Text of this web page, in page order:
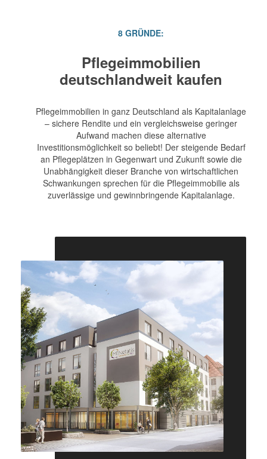
8 GRÜNDE:
Pflegeimmobilien
deutschlandweit kaufen
Pflegeimmobilien in ganz Deutschland als Kapitalanlage
– sichere Rendite und ein vergleichsweise geringer
Aufwand machen diese alternative
Investitionsmöglichkeit so beliebt! Der steigende Bedarf
an Pflegeplätzen in Gegenwart und Zukunft sowie die
Unabhängigkeit dieser Branche von wirtschaftlichen
Schwankungen sprechen für die Pflegeimmobilie als
zuverlässige und gewinnbringende Kapitalanlage.